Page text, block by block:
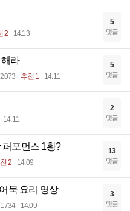
2 14:13
5
댓글
라
추천 1 14:11
5
댓글
14:11
2
댓글
퍼포먼스 1황?
2 14:09
13
댓글
묵 요리 영상
14:09
3
댓글